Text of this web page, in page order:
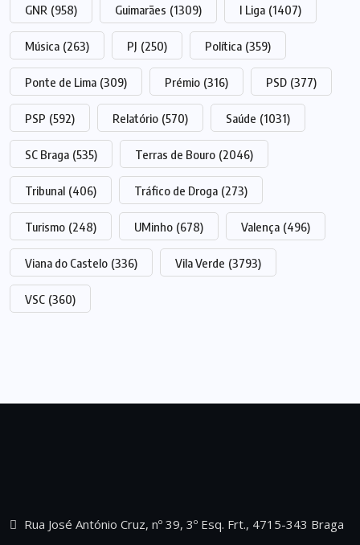
GNR (958) Guimarães (1309) I Liga (1407)
Música (263) PJ (250) Política (359)
Ponte de Lima (309) Prémio (316) PSD (377)
PSP (592) Relatório (570) Saúde (1031)
SC Braga (535) Terras de Bouro (2046)
Tribunal (406) Tráfico de Droga (273)
Turismo (248) UMinho (678) Valença (496)
Viana do Castelo (336) Vila Verde (3793)
VSC (360)
Rua José António Cruz, nº 39, 3º Esq. Frt., 4715-343 Braga